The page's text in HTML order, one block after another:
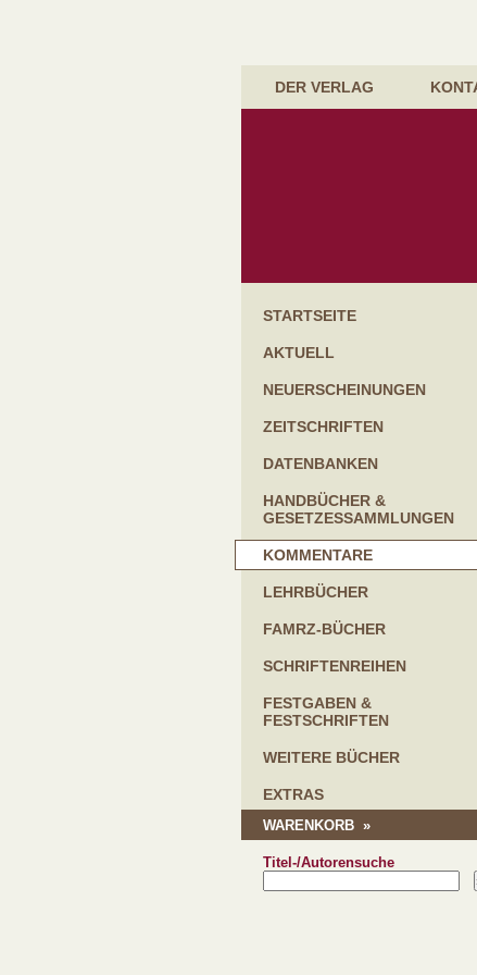
Weitere Bücher
DER VERLAG
STARTSEITE
AKTUELL
NEUERSCHEINUNGEN
ZEITSCHRIFTEN
DATENBANKEN
HANDBÜCHER &
GESETZESSAMMLUNGEN
KOMMENTARE
LEHRBÜCHER
FAMRZ-BÜCHER
SCHRIFTENREIHEN
FESTGABEN &
FESTSCHRIFTEN
WEITERE BÜCHER
EXTRAS
WARENKORB »
Titel-/Autorensuche